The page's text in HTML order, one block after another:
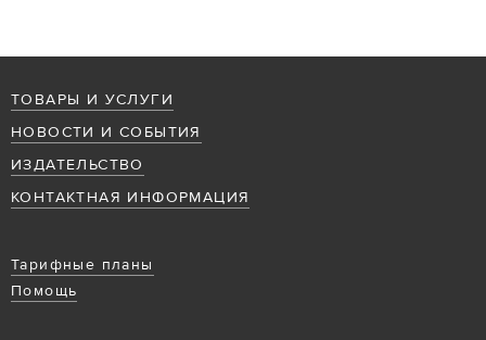
ТОВАРЫ И УСЛУГИ
НОВОСТИ И СОБЫТИЯ
ИЗДАТЕЛЬСТВО
КОНТАКТНАЯ ИНФОРМАЦИЯ
Тарифные планы
Помощь